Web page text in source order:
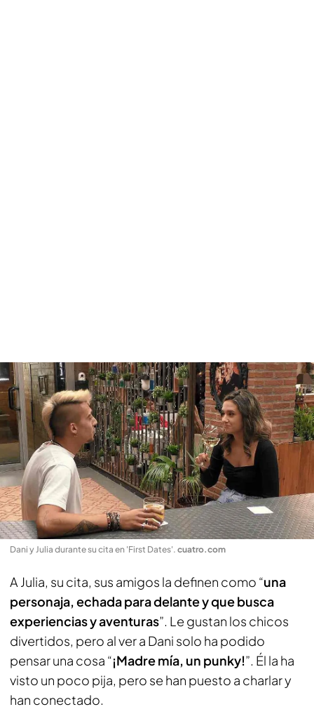
Dani y Julia durante su cita en 'First Dates'. cuatro.com
A Julia, su cita, sus amigos la definen como “una
personaja, echada para delante y que busca
experiencias y aventuras”. Le gustan los chicos
divertidos, pero al ver a Dani solo ha podido
pensar una cosa “¡Madre mía, un punky!”. Él la ha
visto un poco pija, pero se han puesto a charlar y
han conectado.